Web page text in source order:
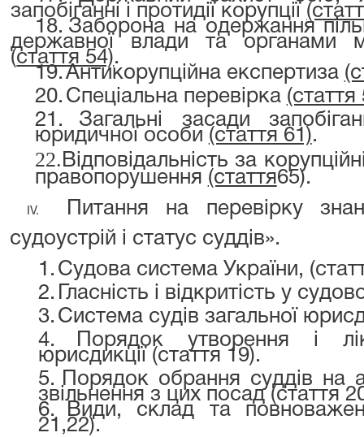
запобіганні і протидії корупції
18. Заборона на одержання
державної влади та органами
(стаття 54).
19.Антикорупційна експертиза
20. Спеціальна перевірка (стаття
21.
Загальні засади
юридичної особи (стаття 61).
22. Відповідальність за
правопорушення (стаття65).
IV.
Питання на перевірку
судоустрій і статус суддів».
1. Судова система України,
2.
Гласність і відкритість у
3. Система судів загальної
4.
Порядок утворення і
юрисдикції (стаття 19).
5.
Порядок обрання суддів на
звільнення з цих посад (стаття
6. Види, склад та
21,22).